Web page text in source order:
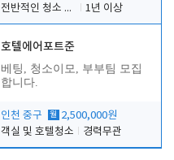
전반적인 청소 업무(객실청소.객실정리)
1년 이상
호텔에어포트준
베팅, 청소이모, 부부팀 모집
합니다.
인천 중구 월 2,500,000원
객실 및 호텔청소
경력무관